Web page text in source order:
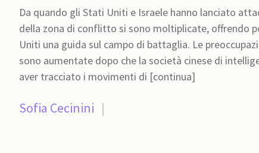
Da quando gli Stati Uniti e Israele hanno lanciato
della zona di conflitto si sono moltiplicate, offrendo
Uniti una guida sul campo di battaglia. Le
sono aumentate dopo che la società cinese di
aver tracciato i movimenti di [continua]
Sofia Cecinini |